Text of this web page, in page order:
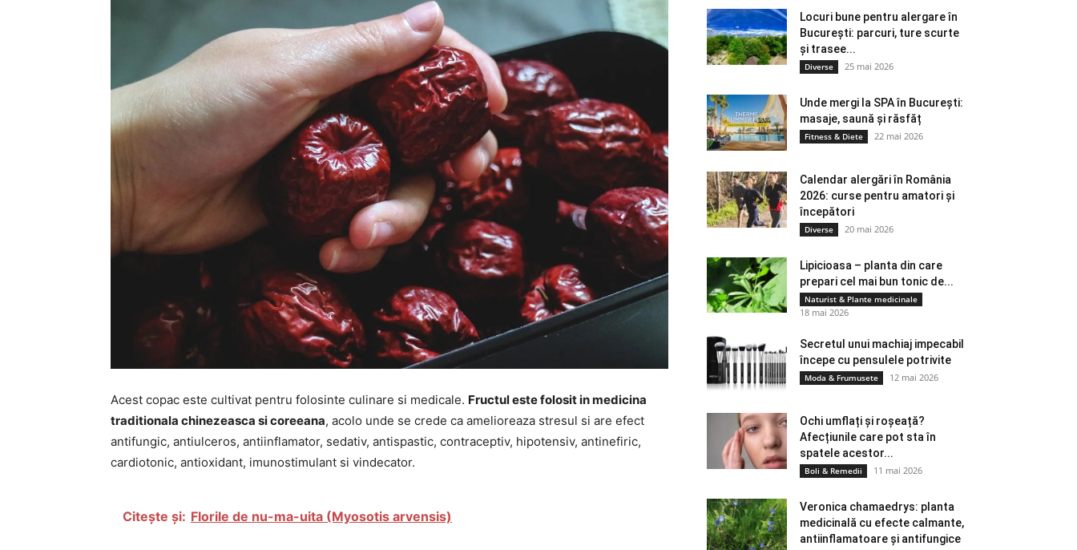
Acest copac este cultivat pentru folosinte culinare si medicale. Fructul este folosit in medicina
traditionala chinezeasca si coreeana, acolo unde se crede ca amelioreaza stresul si are efect
antifungic, antiulceros, antiinflamator, sedativ, antispastic, contraceptiv, hipotensiv, antinefiric,
cardiotonic, antioxidant, imunostimulant si vindecator.
Citește și: Florile de nu-ma-uita (Myosotis arvensis)
Locuri bune pentru alergare în
București: parcuri, ture scurte
și trasee...
Diverse 25 mai 2026
Unde mergi la SPA în București:
masaje, saună și răsfăț
Fitness & Diete 22 mai 2026
Calendar alergări în România
2026: curse pentru amatori și
începători
Diverse 20 mai 2026
Lipicioasa – planta din care
prepari cel mai bun tonic de...
Naturist & Plante medicinale
18 mai 2026
Secretul unui machiaj impecabil
începe cu pensulele potrivite
Moda & Frumusete 12 mai 2026
Ochi umflați și roșeață?
Afecțiunile care pot sta în
spatele acestor...
Boli & Remedii 11 mai 2026
Veronica chamaedrys: planta
medicinală cu efecte calmante,
antiinflamatoare și antifungice